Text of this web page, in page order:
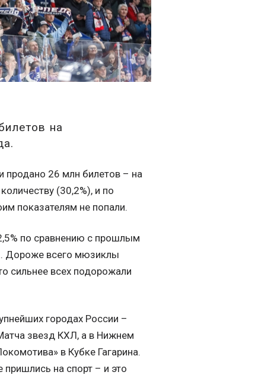
на
продано 26 млн билетов – на
(30,2%), и по
показателям не попали.
по сравнению с прошлым
Дороже всего мюзиклы
сильнее всех подорожали
городах России –
звезд КХЛ, а в Нижнем
в Кубке Гагарина.
на спорт – и это